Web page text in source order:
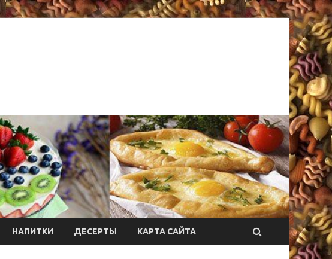
НАПИТКИ ДЕСЕРТЫ КАРТА САЙТА